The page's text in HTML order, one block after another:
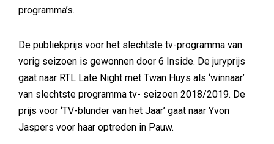
programma’s.
De publiekprijs voor het slechtste tv-programma van
vorig seizoen is gewonnen door 6 Inside. De juryprijs
gaat naar RTL Late Night met Twan Huys als ‘winnaar’
van slechtste programma tv- seizoen 2018/2019. De
prijs voor ‘TV-blunder van het Jaar’ gaat naar Yvon
Jaspers voor haar optreden in Pauw.